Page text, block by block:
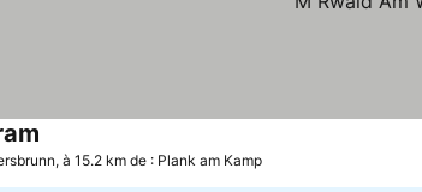
à 15.2 km de : Plank am Kamp